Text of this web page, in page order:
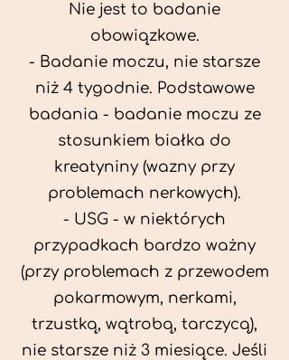
Nie jest to badanie
obowiązkowe.
- Badanie moczu, nie starsze
niż 4 tygodnie. Podstawowe
badania - badanie moczu ze
stosunkiem białka do
kreatyniny (wazny przy
problemach nerkowych).
- USG - w niektórych
przypadkach bardzo ważny
(przy problemach z przewodem
pokarmowym, nerkami,
trzustką, wątrobą, tarczycą),
nie starsze niż 3 miesiące. Jeśli